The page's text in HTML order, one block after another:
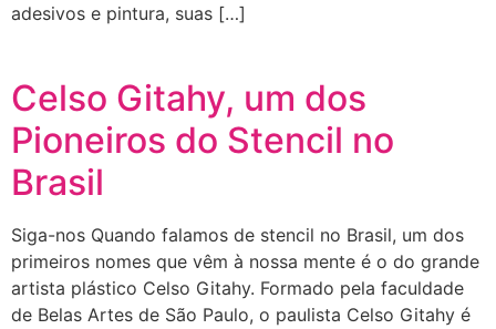
adesivos e pintura, suas […]
Celso Gitahy, um dos
Pioneiros do Stencil no
Brasil
Siga-nos Quando falamos de stencil no Brasil, um dos
primeiros nomes que vêm à nossa mente é o do grande
artista plástico Celso Gitahy. Formado pela faculdade
de Belas Artes de São Paulo, o paulista Celso Gitahy é